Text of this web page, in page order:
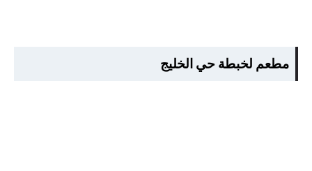
مطعم لخبطة حي الخليج